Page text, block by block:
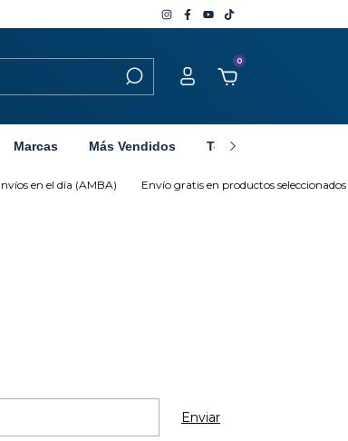
0
Marcas Más Vendidos Tecnología
en el día (AMBA) Envío gratis en productos seleccionados